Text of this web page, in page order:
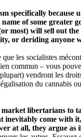
because
of some
will sell out
or deriding anyone
les socialistes
commun – vous
vendront les
du cannabis
libertarians to
come with
at all, they argue as